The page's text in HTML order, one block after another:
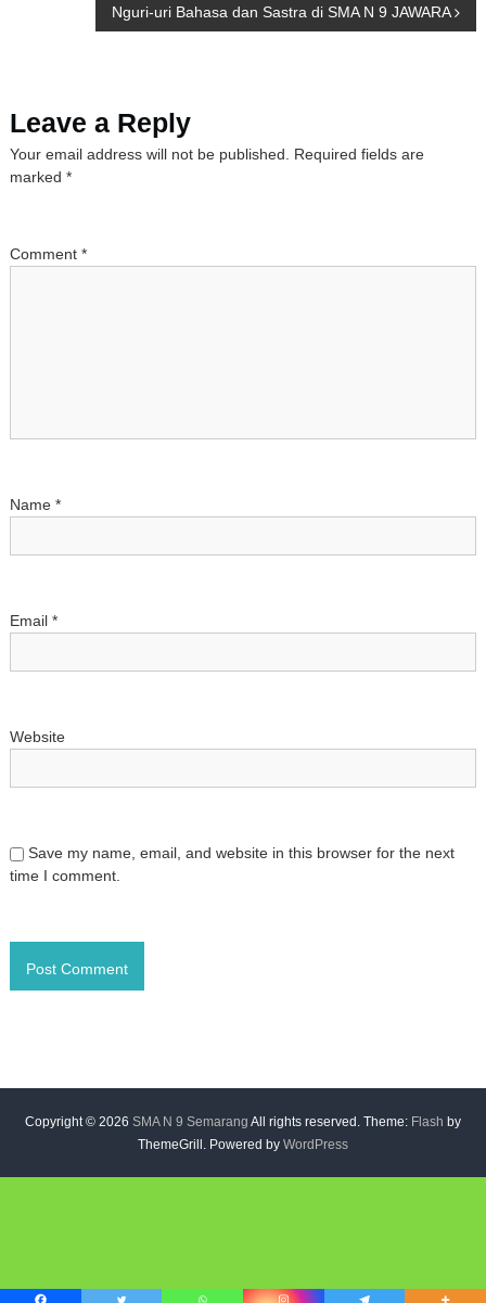
t
n
v
i
o
n
Nguri-uri Bahasa dan Sastra di SMA N 9 JAWARA
Leave a Reply
Your email address will not be published.
Required fields are
marked *
Comment *
Name *
Email *
Website
Save my name, email, and website in this browser for the next
time I comment.
Copyright © 2026 SMA N 9 Semarang All rights reserved. Theme: Flash by
ThemeGrill. Powered by WordPress